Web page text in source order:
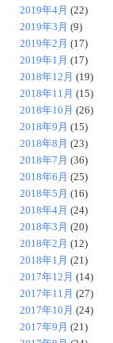
2019年4月 (22)
2019年3月 (9)
2019年2月 (17)
2019年1月 (17)
2018年12月 (19)
2018年11月 (15)
2018年10月 (26)
2018年9月 (15)
2018年8月 (23)
2018年7月 (36)
2018年6月 (25)
2018年5月 (16)
2018年4月 (24)
2018年3月 (20)
2018年2月 (12)
2018年1月 (21)
2017年12月 (14)
2017年11月 (27)
2017年10月 (24)
2017年9月 (21)